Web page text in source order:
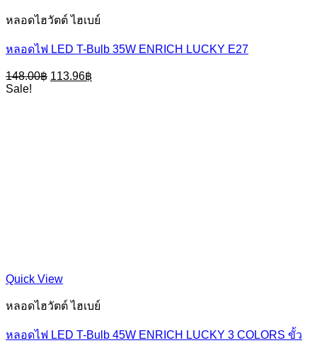
หลอดไฮวัตต์ ไฮเบย์
หลอดไฟ LED T-Bulb 35W ENRICH LUCKY E27
148.00฿ Original
113.96฿
Sale!
Quick View
หลอดไฮวัตต์ ไฮเบย์
หลอดไฟ LED T-Bulb 45W ENRICH LUCKY 3 COLORS ขั้ว